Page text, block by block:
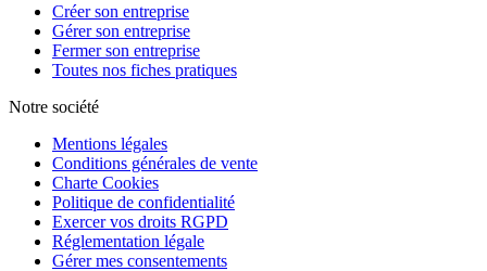
Créer son entreprise
Gérer son entreprise
Fermer son entreprise
Toutes nos fiches pratiques
Notre société
Mentions légales
Conditions générales de vente
Charte Cookies
Politique de confidentialité
Exercer vos droits RGPD
Réglementation légale
Gérer mes consentements